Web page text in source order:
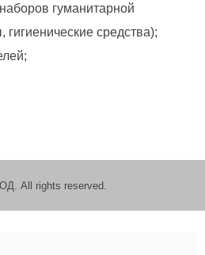
гуманитарной
средства);
All rights reserved.